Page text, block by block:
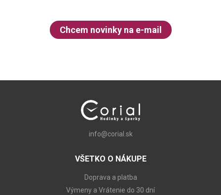
Chcem novinky na e-mail
info@corial.sk
VŠETKO O NÁKUPE
Doprava a platba
Výmeny a Vrátenie do 30 dní